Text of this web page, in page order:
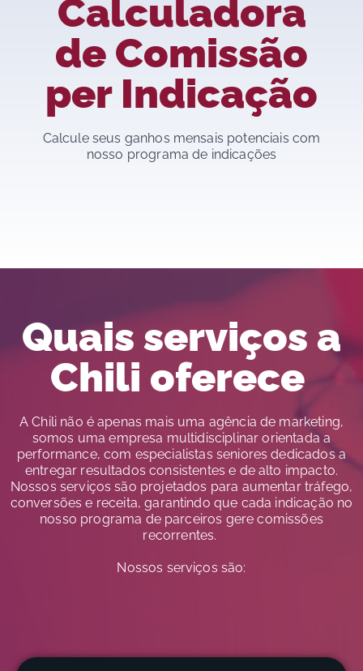
Calculadora
de Comissão
per Indicação
Calcule seus ganhos mensais potenciais com
nosso programa de indicações
Quais serviços a
Chili oferece
A Chili não é apenas mais uma agência de marketing,
somos uma empresa multidisciplinar orientada a
performance, com especialistas seniores dedicados a
entregar resultados consistentes e de alto impacto.
Nossos serviços são projetados para aumentar tráfego,
conversões e receita, garantindo que cada indicação no
nosso programa de parceiros gere comissões
recorrentes.
Nossos serviços são: